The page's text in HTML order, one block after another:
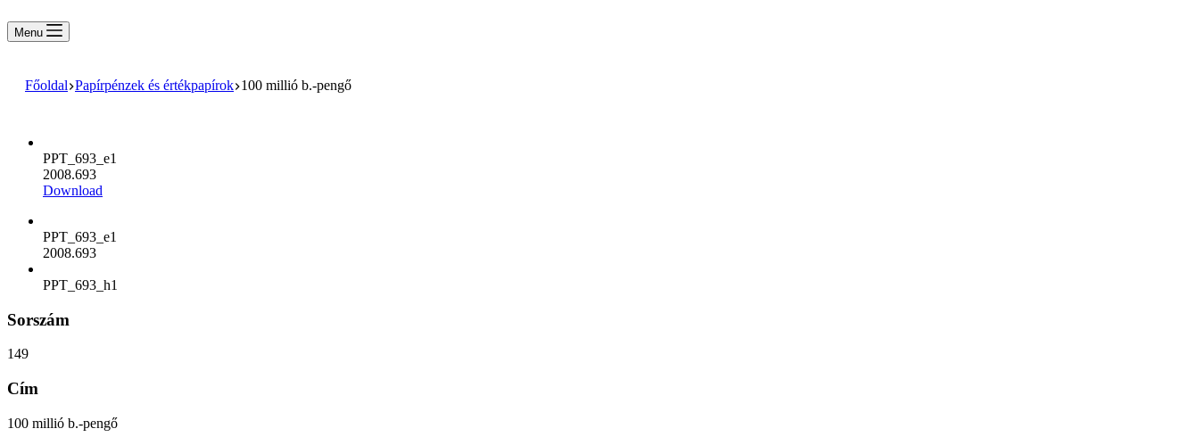
Menu
Főoldal Papírpénzek és értékpapírok 100 millió b.-pengő
PPT_693_e1
2008.693
Download
PPT_693_e1
2008.693
PPT_693_h1
Sorszám
149
Cím
100 millió b.-pengő